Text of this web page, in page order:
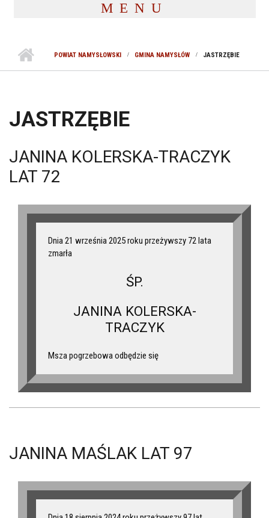
MENU
POWIAT NAMYSŁOWSKI GMINA NAMYSŁÓW JASTRZĘBIE
JASTRZĘBIE
JANINA KOLERSKA-TRACZYK
LAT 72
Dnia 21 września 2025 roku przeżywszy 72 lata
zmarła
ŚP.
JANINA KOLERSKA-
TRACZYK
Msza pogrzebowa odbędzie się
JANINA MAŚLAK LAT 97